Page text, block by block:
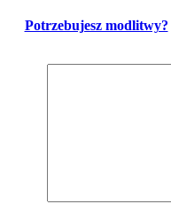
Potrzebujesz modlitwy?